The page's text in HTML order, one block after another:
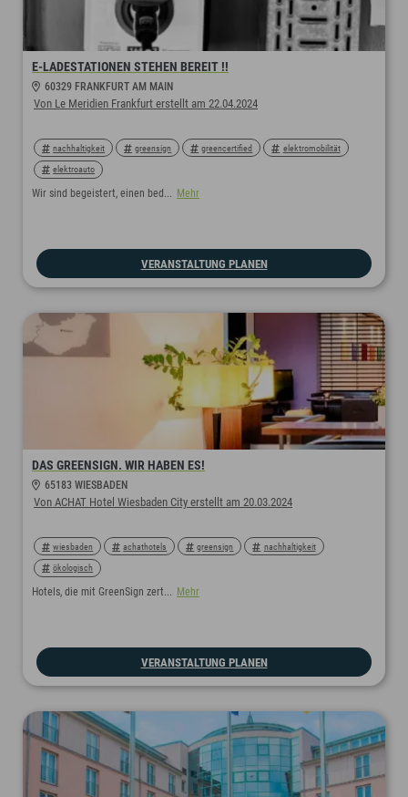
E-LADESTATIONEN STEHEN BEREIT !!
60329 FRANKFURT AM MAIN
Von Le Meridien Frankfurt erstellt am 22.04.2024
nachhaltigkeit greensign greencertified elektromobilität
elektroauto
Wir sind begeistert, einen bed... Mehr
VERANSTALTUNG PLANEN
DAS GREENSIGN. WIR HABEN ES!
65183 WIESBADEN
Von ACHAT Hotel Wiesbaden City erstellt am 20.03.2024
wiesbaden achathotels greensign nachhaltigkeit
ökologisch
Hotels, die mit GreenSign zert... Mehr
VERANSTALTUNG PLANEN